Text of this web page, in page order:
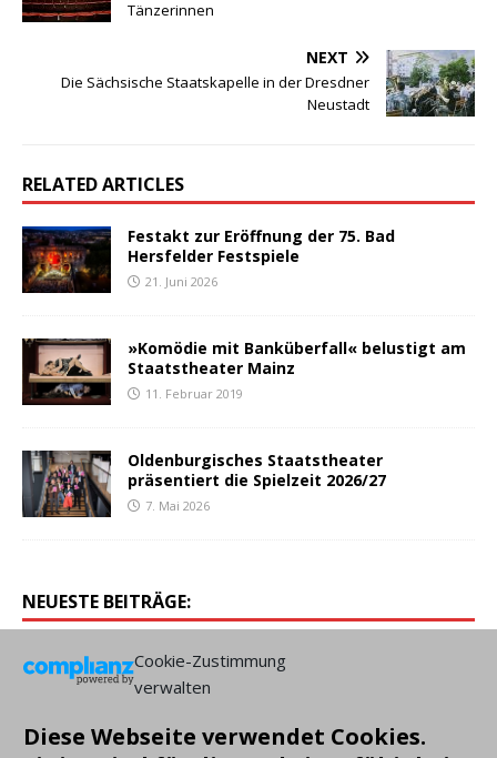
Cookie-Zustimmung
verwalten
Diese Webseite verwendet Cookies.
Tänzerinnen
NEXT
Die Sächsische Staatskapelle in der Dresdner
Neustadt
RELATED ARTICLES
Festakt zur Eröffnung der 75. Bad
Hersfelder Festspiele
21. Juni 2026
»Komödie mit Banküberfall« belustigt am
Staatstheater Mainz
11. Februar 2019
Oldenburgisches Staatstheater
präsentiert die Spielzeit 2026/27
7. Mai 2026
NEUESTE BEITRÄGE: